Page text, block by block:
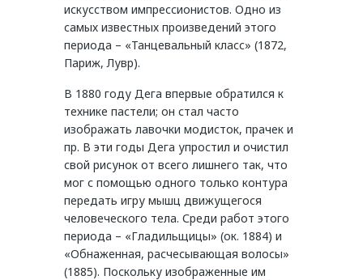
искусством импрессионистов. Одно из
самых известных произведений этого
периода – «Танцевальный класс» (1872,
Париж, Лувр).
В 1880 году Дега впервые обратился к
технике пастели; он стал часто
изображать лавочки модисток, прачек и
пр. В эти годы Дега упростил и очистил
свой рисунок от всего лишнего так, что
мог с помощью одного только контура
передать игру мышц движущегося
человеческого тела. Среди работ этого
периода – «Гладильщицы» (ок. 1884) и
«Обнаженная, расчесывающая волосы»
(1885). Поскольку изображенные им